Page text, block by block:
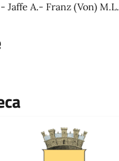
Jaffe A.- Franz (Von) M.L.